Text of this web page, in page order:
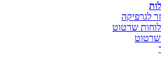
לגרפיקה
שרטוט
שרטוט